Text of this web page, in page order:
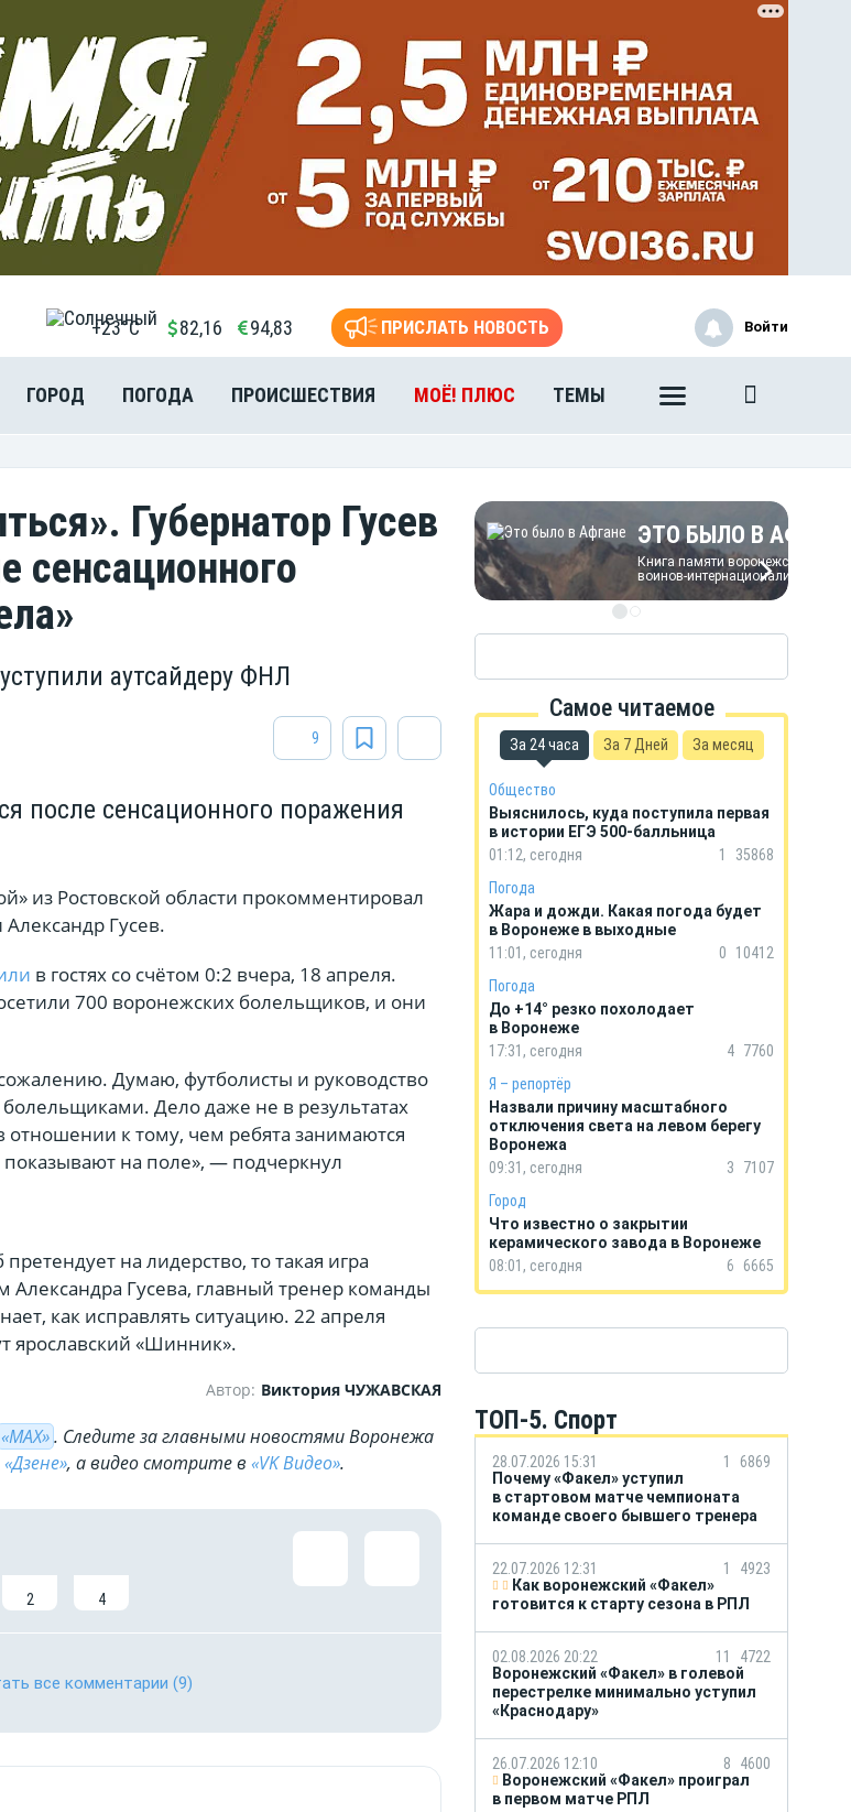
+23°C 82,16 94,83 ПРИСЛАТЬ НОВОСТЬ
ГОРОД ПОГОДА ПРОИСШЕСТВИЯ МОЁ! ПЛЮС ТЕМЫ
Войти
Губернатор Гусев
сенсационного
аутсайдеру ФНЛ
9
после сенсационного поражения
из Ростовской области прокомментировал
Гусев.
в гостях со счётом 0:2 вчера, 18 апреля.
700 воронежских болельщиков, и они
Думаю, футболисты и руководство
Дело даже не в результатах
к тому, чем ребята занимаются
на поле», — подчеркнул
на лидерство, то такая игра
Александра Гусева, главный тренер команды
как исправлять ситуацию. 22 апреля
ярославский «Шинник».
Автор: Виктория ЧУЖАВСКАЯ
«МАХ». Cледите за главными новостями Воронежа
«Дзене», а видео смотрите в «VK Видео».
2 4
все комментарии (9)
Книга памяти воронежских
воинов-интернационалистов
ЭТО БЫЛО В
воинов-интернационалистов
ЭТО БЫЛО В
воинов-интернационалистов
Самое читаемое
За 24 часа За 7 Дней За месяц
Общество
Выяснилось, куда поступила первая
в истории ЕГЭ 500-балльница
01:12, сегодня
1
35868
Погода
Жара и дожди. Какая погода будет
в Воронеже в выходные
11:01, сегодня
0
10412
Погода
До +14° резко похолодает
в Воронеже
17:31, сегодня
4 7760
Я – репортёр
Назвали причину масштабного
отключения света на левом берегу
Воронежа
09:31, сегодня
3
7107
Город
Что известно о закрытии
керамического завода в Воронеже
08:01, сегодня
6 6665
ТОП-5. Спорт
28.07.2026 15:31 1
6869
Почему «Факел» уступил
в стартовом матче чемпионата
команде своего бывшего тренера
22.07.2026 12:31 1
4923
Как воронежский «Факел»
готовится к старту сезона в РПЛ
02.08.2026 20:22 11
4722
Воронежский «Факел» в голевой
перестрелке минимально уступил
«Краснодару»
26.07.2026 12:10 8
4600
Воронежский «Факел» проиграл
в первом матче РПЛ